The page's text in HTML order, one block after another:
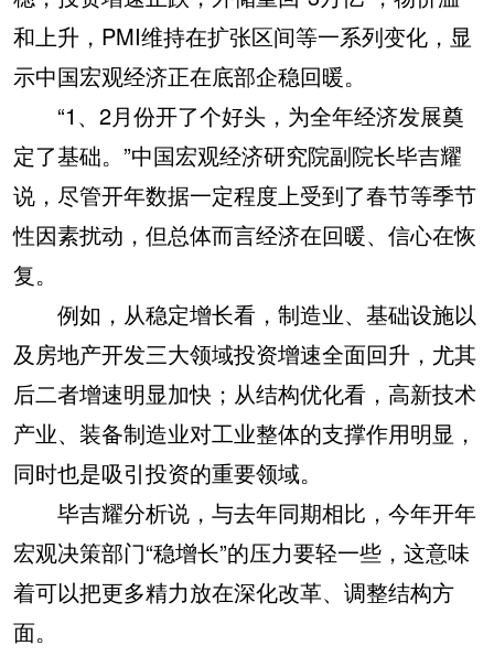
和上升，PMI维持在扩张区间等一系列变化，显
示中国宏观经济正在底部企稳回暖。
“1、2月份开了个好头，为全年经济发展奠
定了基础。”中国宏观经济研究院副院长毕吉耀
说，尽管开年数据一定程度上受到了春节等季节
性因素扰动，但总体而言经济在回暖、信心在恢
复。
例如，从稳定增长看，制造业、基础设施以
及房地产开发三大领域投资增速全面回升，尤其
后二者增速明显加快；从结构优化看，高新技术
产业、装备制造业对工业整体的支撑作用明显，
同时也是吸引投资的重要领域。
毕吉耀分析说，与去年同期相比，今年开年
宏观决策部门“稳增长”的压力要轻一些，这意味
着可以把更多精力放在深化改革、调整结构方
面。